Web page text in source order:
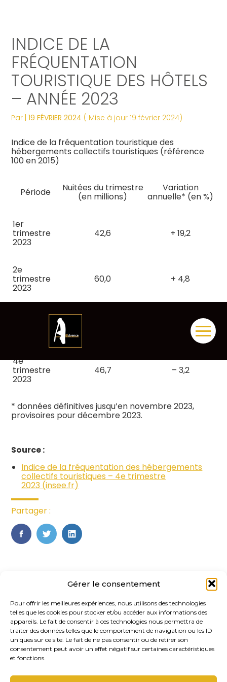
Gérer le consentement
Pour offrir les meilleures expériences, nous utilisons des technologies
telles que les cookies pour stocker et/ou accéder aux informations des
appareils. Le fait de consentir à ces technologies nous permettra de
traiter des données telles que le comportement de navigation ou les ID
uniques sur ce site. Le fait de ne pas consentir ou de retirer son
consentement peut avoir un effet négatif sur certaines caractéristiques
et fonctions.
Gérer votre quotidien
Piloter votre entreprise
Développer votre entreprise
Digitalisation
Comptabilité
Fiscalité
Social
Audit
Gestion Administrative
Suivre votre comptabilité
Gérer vos ressources humaines
Dématérialiser vos documents
Juridique
Les dates clés
Nos engagements
Notre équipe engagée
Nos partenaires
Les plus du cabinet
Digitalisation
La vie du cabinet
Le processus de recrutement
Postulez dès maintenant
INDICE DE LA
FRÉQUENTATION
TOURISTIQUE DES HÔTELS
– ANNÉE 2023
Par |19 FÉVRIER 2024 ( Mise à jour 19 février 2024)
Indice de la fréquentation touristique des
hébergements collectifs touristiques (référence
100 en 2015)
Période Nuitées du trimestre
(en millions)
Variation
annuelle* (en %)
1er
trimestre
2023
42,6 + 19,2
2e
trimestre
2023
60,0 + 4,8
4e
trimestre
2023
46,7 – 3,2
* données définitives jusqu’en novembre 2023,
provisoires pour décembre 2023.
Source :
Indice de la fréquentation des hébergements
collectifs touristiques – 4e trimestre
2023 (insee.fr)
Partager :
FaceBook
TwitterLinkedIn
Footer
Principale
20, rue des Gaudines 78100 – Saint
Germain-en-Laye